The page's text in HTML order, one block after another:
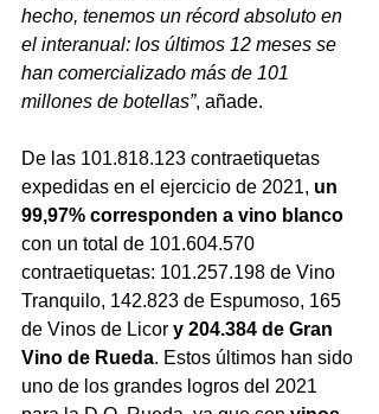
hecho, tenemos un récord absoluto en
el interanual: los últimos 12 meses se
han comercializado más de 101
millones de botellas”, añade.
De las 101.818.123 contraetiquetas
expedidas en el ejercicio de 2021, un
99,97% corresponden a vino blanco
con un total de 101.604.570
contraetiquetas: 101.257.198 de Vino
Tranquilo, 142.823 de Espumoso, 165
de Vinos de Licor y 204.384 de Gran
Vino de Rueda. Estos últimos han sido
uno de los grandes logros del 2021